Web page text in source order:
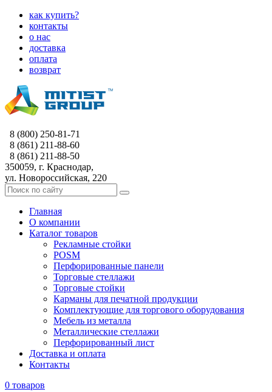
как купить?
контакты
о нас
доставка
оплата
возврат
8 (800) 250-81-71
8 (861) 211-88-60
8 (861) 211-88-50
350059, г. Краснодар,
ул. Новороссийская, 220
Главная
О компании
Каталог товаров
Рекламные стойки
POSM
Перфорированные панели
Торговые стеллажи
Торговые стойки
Карманы для печатной продукции
Комплектующие для торгового оборудования
Мебель из металла
Металлические стеллажи
Перфорированный лист
Доставка и оплата
Контакты
0 товаров